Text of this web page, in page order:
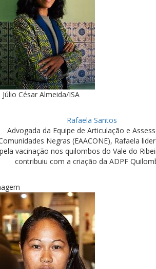
Júlio César Almeida/ISA
Rafaela Santos
Advogada da Equipe de Articulação e
Negras (EAACONE), Rafaela
pela vacinação nos quilombos do Vale do
contribuiu com a criação da ADPF